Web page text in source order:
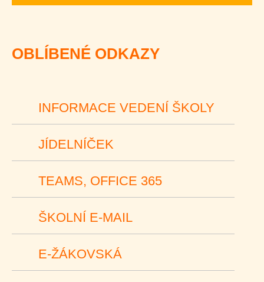
OBLÍBENÉ ODKAZY
INFORMACE VEDENÍ ŠKOLY
JÍDELNÍČEK
TEAMS, OFFICE 365
ŠKOLNÍ E-MAIL
E-ŽÁKOVSKÁ